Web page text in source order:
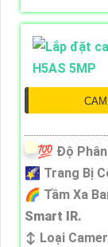
💯 Độ
🌠 Trang Bị
🌈 Tầm Xa
Smart IR.
↕️ Loại